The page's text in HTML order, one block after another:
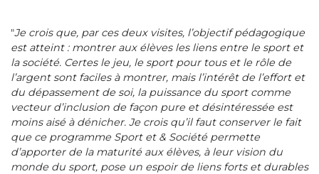
"Je crois que, par ces deux visites, l’objectif pédagogique
est atteint : montrer aux élèves les liens entre le sport et
la société. Certes le jeu, le sport pour tous et le rôle de
l’argent sont faciles à montrer, mais l’intérêt de l’effort et
du dépassement de soi, la puissance du sport comme
vecteur d’inclusion de façon pure et désintéressée est
moins aisé à dénicher. Je crois qu’il faut conserver le fait
que ce programme Sport et & Société permette
d’apporter de la maturité aux élèves, à leur vision du
monde du sport, pose un espoir de liens forts et durables